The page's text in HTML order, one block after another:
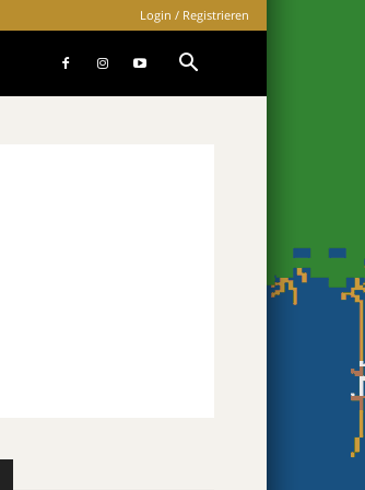
Login / Registrieren